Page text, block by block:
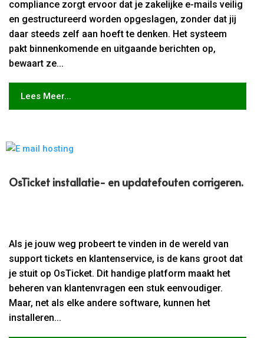
compliance zorgt ervoor dat je zakelijke e-mails veilig
en gestructureerd worden opgeslagen, zonder dat jij
daar steeds zelf aan hoeft te denken. Het systeem
pakt binnenkomende en uitgaande berichten op,
bewaart ze...
Lees Meer...
OsTicket installatie- en updatefouten corrigeren.​
Als je jouw weg probeert te vinden in de wereld van
support tickets en klantenservice, is de kans groot dat
je stuit op OsTicket. Dit handige platform maakt het
beheren van klantenvragen een stuk eenvoudiger.
Maar, net als elke andere software, kunnen het
installeren...